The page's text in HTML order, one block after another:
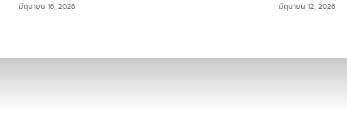
มิถุนายน 16, 2026 มิถุนายน 12, 2026